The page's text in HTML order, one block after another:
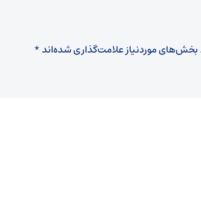
بخش‌های موردنیاز علامت‌گذاری شده‌اند*